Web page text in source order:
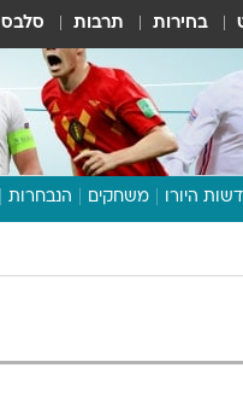
בחירות תרבות סלבס
היורו משחקים הנבחרות